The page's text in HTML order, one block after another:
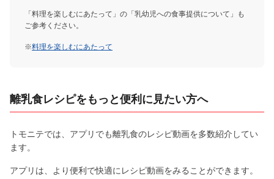
「料理を楽しむにあたって」の「乳幼児への食事提供について」も
ご参考ください。
※料理を楽しむにあたって
離乳食レシピをもっと便利に見たい方へ
トモニテでは、アプリでも離乳食のレシピ動画を多数紹介してい
ます。
アプリは、より便利で快適にレシピ動画をみることができます。